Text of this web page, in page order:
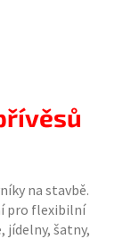
na stavbě.
pro flexibilní
jídelny, šatny,